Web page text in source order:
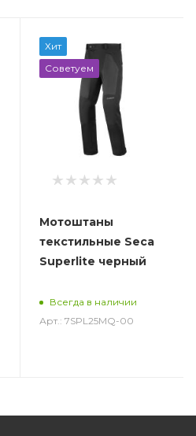
Хит
Советуем
Мотоштаны
текстильные Seca
Superlite черный
Всегда в наличии
Арт.: 7SPL25MQ-00